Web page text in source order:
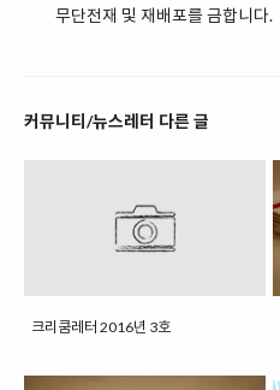
무단전재 및 재배포를 금합니다.
커뮤니티/뉴스레터 다른 글
크리쿰레터 2016년 3호